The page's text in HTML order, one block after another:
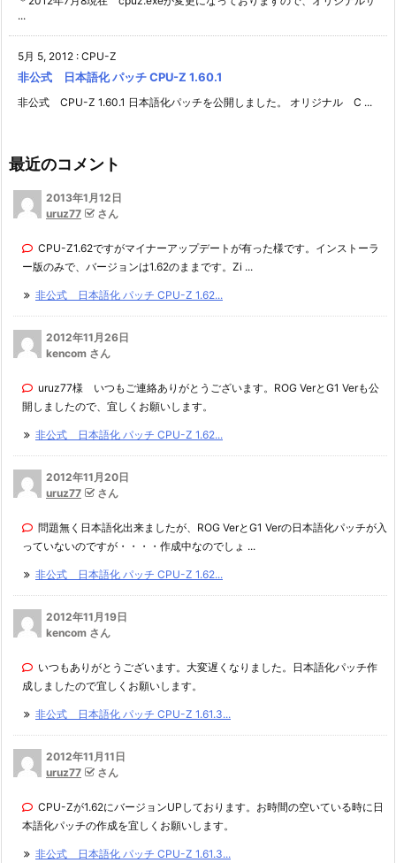
...
5月 5, 2012 : CPU-Z
非公式 日本語化 パッチ CPU-Z 1.60.1
非公式 CPU-Z 1.60.1 日本語化パッチを公開しました。 オリジナル C ...
最近のコメント
2013年1月12日
uruz77
さん
CPU-Z1.62ですがマイナーアップデートが有った様です。インストーラ
ー版のみで、バージョンは1.62のままです。Zi ...
非公式 日本語化 パッチ CPU-Z 1.62...
2012年11月26日
kencom さん
uruz77様 いつもご連絡ありがとうございます。ROG VerとG1 Verも公
開しましたので、宜しくお願いします。
非公式 日本語化 パッチ CPU-Z 1.62...
2012年11月20日
uruz77
さん
問題無く日本語化出来ましたが、ROG VerとG1 Verの日本語化パッチが入
っていないのですが・・・・作成中なのでしょ ...
非公式 日本語化 パッチ CPU-Z 1.62...
2012年11月19日
kencom さん
いつもありがとうございます。大変遅くなりました。日本語化パッチ作
成しましたので宜しくお願いします。
非公式 日本語化 パッチ CPU-Z 1.61.3...
2012年11月11日
uruz77
さん
CPU-Zが1.62にバージョンUPしております。お時間の空いている時に日
本語化パッチの作成を宜しくお願いします。
非公式 日本語化 パッチ CPU-Z 1.61.3...